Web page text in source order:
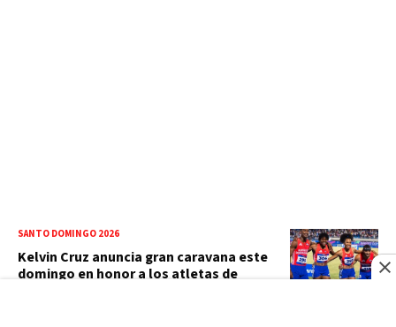
SANTO DOMINGO 2026
Kelvin Cruz anuncia gran caravana este
domingo en honor a los atletas de